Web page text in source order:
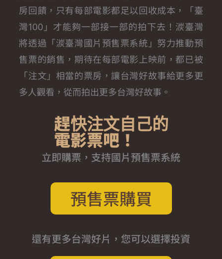
房回饋，只有每部電影都足以回收成本，「臺
灣100」才能夠一部接一部的拍下去！ 湠臺灣
將透過「湠臺灣國片預售票系統」努力推動預
售票的銷售，期待在每部電影上映前，都已被
「注文」相當的票房，讓台灣好故事給更多更
多人觀看，從而拍出更多台灣好故事。
趕快注文自己的
電影票吧！​
立即購票，支持國片預售票系統
預售票購買
還有更多台灣好片，您可以選擇投資